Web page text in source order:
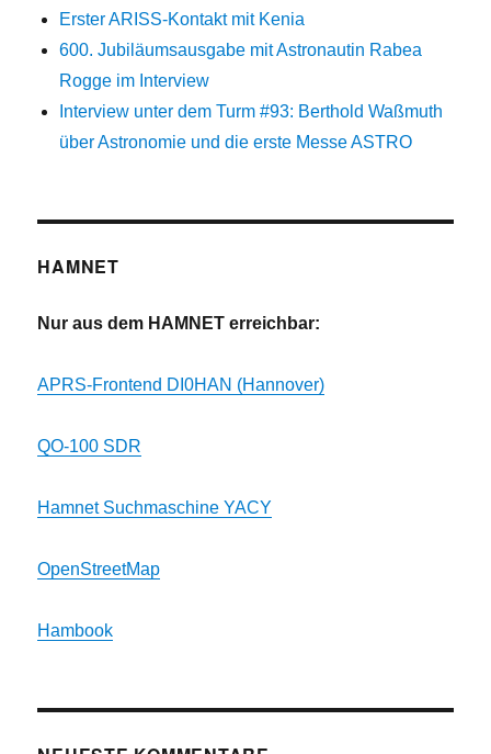
Erster ARISS-Kontakt mit Kenia
600. Jubiläumsausgabe mit Astronautin Rabea
Rogge im Interview
Interview unter dem Turm #93: Berthold Waßmuth
über Astronomie und die erste Messe ASTRO
HAMNET
Nur aus dem HAMNET erreichbar:
APRS-Frontend DI0HAN (Hannover)
QO-100 SDR
Hamnet Suchmaschine YACY
OpenStreetMap
Hambook